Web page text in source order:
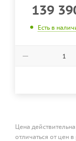
139
Есть в
Цена
отличаться от цен